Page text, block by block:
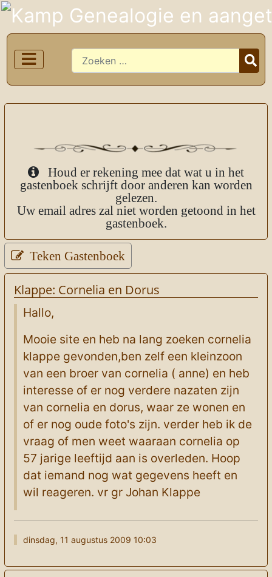
Zoeken
Houd er rekening mee dat wat u in het
gastenboek schrijft door anderen kan worden
gelezen.
Uw email adres zal niet worden getoond in het
gastenboek.
Teken Gastenboek
Klappe: Cornelia en Dorus
Hallo,
Mooie site en heb na lang zoeken cornelia
klappe gevonden,ben zelf een kleinzoon
van een broer van cornelia ( anne) en heb
interesse of er nog verdere nazaten zijn
van cornelia en dorus, waar ze wonen en
of er nog oude foto's zijn. verder heb ik de
vraag of men weet waaraan cornelia op
57 jarige leeftijd aan is overleden. Hoop
dat iemand nog wat gegevens heeft en
wil reageren. vr gr Johan Klappe
dinsdag, 11 augustus 2009 10:03